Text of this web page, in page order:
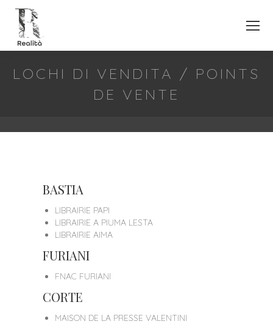
LOCHI DI VENDITA / POINTS
DE VENTE
BASTIA
LIBRAIRIE PAPI
LIBRAIRIE A PIUMA LESTA
LIBRAIRIE AIMA
FURIANI
FNAC FURIANI
CORTE
MAISON DE LA PRESSE VALENTINI